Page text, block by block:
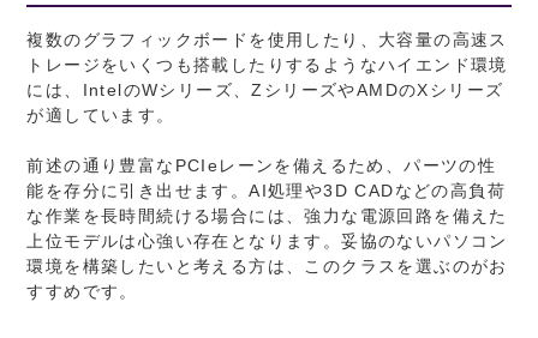
複数のグラフィックボードを使用したり、大容量の高速ス
トレージをいくつも搭載したりするようなハイエンド環境
には、IntelのWシリーズ、ZシリーズやAMDのXシリーズ
が適しています。
前述の通り豊富なPCIeレーンを備えるため、パーツの性
能を存分に引き出せます。AI処理や3D CADなどの高負荷
な作業を長時間続ける場合には、強力な電源回路を備えた
上位モデルは心強い存在となります。妥協のないパソコン
環境を構築したいと考える方は、このクラスを選ぶのがお
すすめです。